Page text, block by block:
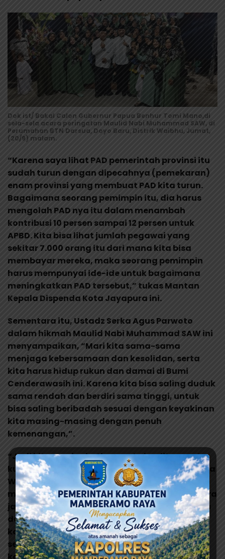
Dok ist/ Bakal Calon Gubernur Papua Benhur Tomi Mano,di
sela-sela acara peringatan Maulid Nabi Muhammad SAW, di
Perumahan BTN Darsua, Doyo Baru, Distrik Waibhu, Jumat,
(20/9) malam.
“Karena saya lihat PAD pemerintah provinsi itu
sudah turun dengan dipecahnya (pemekaran)
enam provinsi yang membuat PAD kita turun.
Bagaimana seorang pemimpin itu, dia harus
mengolah PAD nya itu dalam menambah
kontribusi 10 persen sampai 12 persen untuk
APBD. Kita bisa lihat jumlah pegawai yang
sekitar 7.000 orang itu dari mana kita bisa
membayar mereka, maka seorang pemimpin
harus mempunyai ide-ide untuk bagaimana
meningkatkan PAD tersebut,” tukas Mantan
Kepala Dispenda Kota Jayapura ini.
Sementara itu, Ustadz Serka Agus Parwoto
dalam hikmah Maulid Nabi Muhammad SAW ini
menyampaikan, “Mari kita sama-sama
menjaga kebersamaan dan kesolidan, serta
kita harus hidup rukun dan damai di Bumi
Cenderawasih ini. Karena kita bisa saling duduk
sama rendah dan berdiri sama tinggi, untuk
bisa saling beribadah sesuai dengan keyakinan
kita masing-masing dengan penuh
kemenangan,”.
“Jadi kita meningkatkan mutu kualitas, serta
kuantitas keimanan kita kepada Allah Subhana
Wa’ Ta’ala. Sedangkan untuk imbauan di
moment Pilkada ini, saya berpesan kepada para
jamaah bahwasannya gunakan hak pilih anda
dengan bijak. Silahkan memilih sesuai dengan
kategori pilihan dalam hati dan bukan karena
sesuatu hal. Tetapi harus sesuai dengan